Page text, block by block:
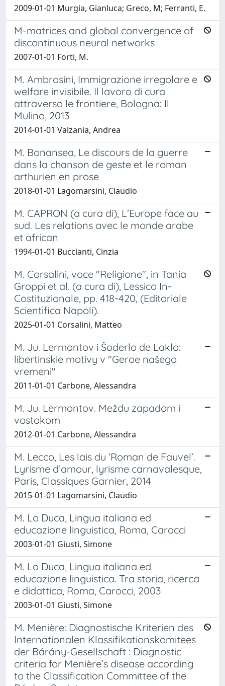
2009-01-01 Murgia, Gianluca; Greco, M; Ferranti, E.
M-matrices and global convergence of
discontinuous neural networks
2007-01-01 Forti, M.
M. Ambrosini, Immigrazione irregolare e
welfare invisibile. Il lavoro di cura
attraverso le frontiere, Bologna: Il
Mulino, 2013
2014-01-01 Valzania, Andrea
M. Bonansea, Le discours de la guerre
dans la chanson de geste et le roman
arthurien en prose
2018-01-01 Lagomarsini, Claudio
M. CAPRON (a cura di), L’Europe face au
sud. Les relations avec le monde arabe
et african
1994-01-01 Buccianti, Cinzia
M. Corsalini, voce "Religione", in Tania
Groppi et al. (a cura di), Lessico In-
Costituzionale, pp. 418-420, (Editoriale
Scientifica Napoli).
2025-01-01 Corsalini, Matteo
M. Ju. Lermontov i Šoderlo de Laklo:
libertinskie motivy v "Geroe našego
vremeni"
2011-01-01 Carbone, Alessandra
M. Ju. Lermontov. Meždu zapadom i
vostokom
2012-01-01 Carbone, Alessandra
M. Lecco, Les lais du ‘Roman de Fauvel’.
Lyrisme d’amour, lyrisme carnavalesque,
Paris, Classiques Garnier, 2014
2015-01-01 Lagomarsini, Claudio
M. Lo Duca, Lingua italiana ed
educazione linguistica, Roma, Carocci
2003-01-01 Giusti, Simone
M. Lo Duca, Lingua italiana ed
educazione linguistica. Tra storia, ricerca
e didattica, Roma, Carocci, 2003
2003-01-01 Giusti, Simone
M. Menière: Diagnostische Kriterien des
Internationalen Klassifikationskomitees
der Bárány-Gesellschaft : Diagnostic
criteria for Menière’s disease according
to the Classification Committee of the